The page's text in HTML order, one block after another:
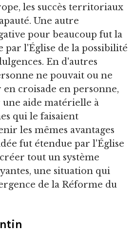
les succès territoriaux
Une autre
pour beaucoup fut la
par l'Église de la possibilité
En d'autres
ne pouvait ou ne
croisade en personne,
aide matérielle à
qui le faisaient
les mêmes avantages
fut étendue par l'Église
tout un système
une situation qui
de la Réforme du